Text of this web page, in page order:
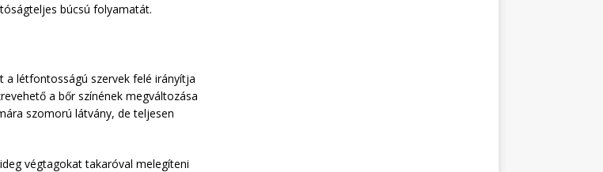
búcsú folyamatát.
a létfontosságú szervek felé irányítja
a bőr színének megváltozása
szomorú látvány, de teljesen
végtagokat takaróval melegíteni